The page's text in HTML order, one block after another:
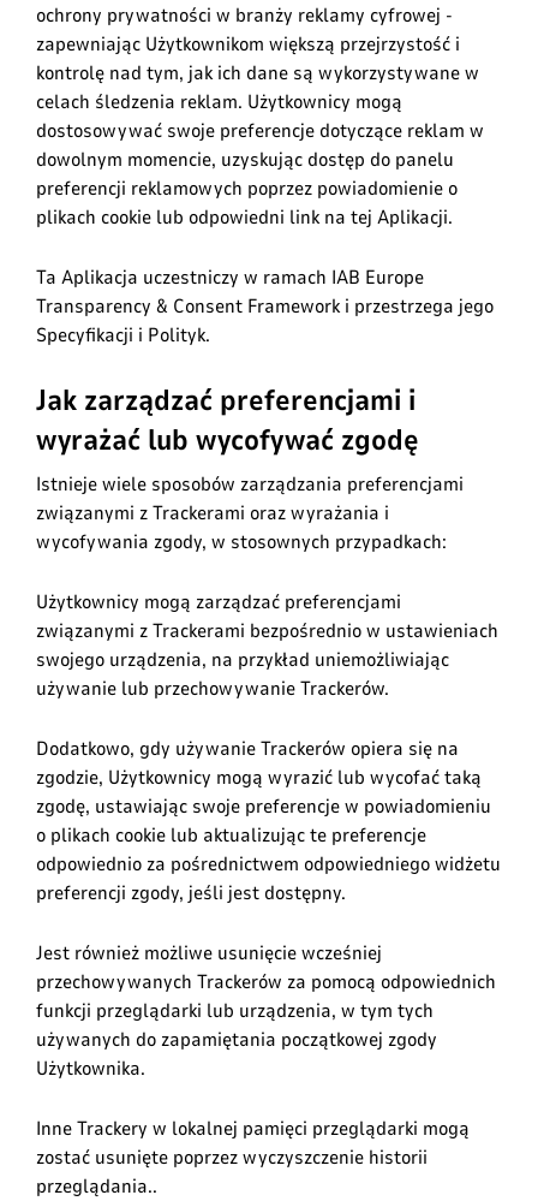
ochrony prywatności w branży reklamy cyfrowej -
zapewniając Użytkownikom większą przejrzystość i
kontrolę nad tym, jak ich dane są wykorzystywane w
celach śledzenia reklam. Użytkownicy mogą
dostosowywać swoje preferencje dotyczące reklam w
dowolnym momencie, uzyskując dostęp do panelu
preferencji reklamowych poprzez powiadomienie o
plikach cookie lub odpowiedni link na tej Aplikacji.
Ta Aplikacja uczestniczy w ramach IAB Europe
Transparency & Consent Framework i przestrzega jego
Specyfikacji i Polityk.
Jak zarządzać preferencjami i
wyrażać lub wycofywać zgodę
Istnieje wiele sposobów zarządzania preferencjami
związanymi z Trackerami oraz wyrażania i
wycofywania zgody, w stosownych przypadkach:
Użytkownicy mogą zarządzać preferencjami
związanymi z Trackerami bezpośrednio w ustawieniach
swojego urządzenia, na przykład uniemożliwiając
używanie lub przechowywanie Trackerów.
Dodatkowo, gdy używanie Trackerów opiera się na
zgodzie, Użytkownicy mogą wyrazić lub wycofać taką
zgodę, ustawiając swoje preferencje w powiadomieniu
o plikach cookie lub aktualizując te preferencje
odpowiednio za pośrednictwem odpowiedniego widżetu
preferencji zgody, jeśli jest dostępny.
Jest również możliwe usunięcie wcześniej
przechowywanych Trackerów za pomocą odpowiednich
funkcji przeglądarki lub urządzenia, w tym tych
używanych do zapamiętania początkowej zgody
Użytkownika.
Inne Trackery w lokalnej pamięci przeglądarki mogą
zostać usunięte poprzez wyczyszczenie historii
przeglądania..